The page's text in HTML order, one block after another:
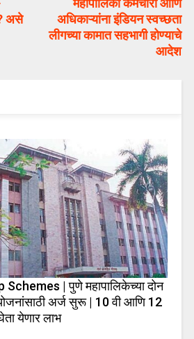
असे
अधिकाऱ्यांना इंडियन स्वच्छता
लीगच्या कामात सहभागी होण्याचे
आदेश
| पुणे महापालिकेच्या दोन
अर्ज सुरू | 10 वी आणि 12
घेता येणार लाभ